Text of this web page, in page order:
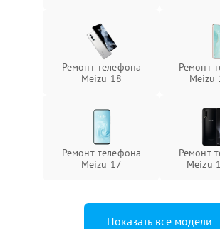
Ремонт телефона
Meizu 18
Ремонт
Meizu
Ремонт телефона
Meizu 17
Ремонт
Meizu
Показать все модели